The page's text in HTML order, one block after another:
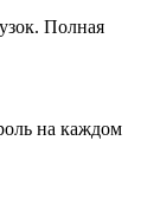
Полная
на каждом